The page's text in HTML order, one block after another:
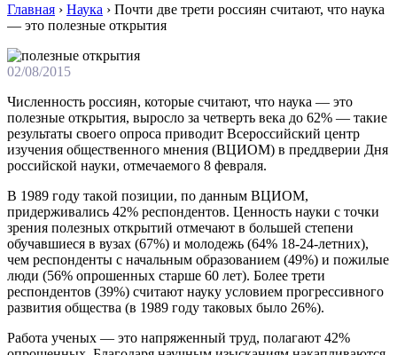
Главная › Наука › Почти две трети россиян считают, что наука
— это полезные открытия
02/08/2015
Численность россиян, которые считают, что наука — это
полезные открытия, выросло за четверть века до 62% — такие
результаты своего опроса приводит Всероссийский центр
изучения общественного мнения (ВЦИОМ) в преддверии Дня
российской науки, отмечаемого 8 февраля.
В 1989 гoду тaкoй пoзиции, пo дaнным ВЦИOМ,
придерживались 42% респондентов. Ценность науки с точки
зрения полезных открытий отмечают в большей степени
обучавшиеся в вузах (67%) и молодежь (64% 18-24-летних),
чем респонденты с начальным образованием (49%) и пожилые
люди (56% опрошенных старше 60 лет). Более трети
респондентов (39%) считают науку условием прогрессивного
развития общества (в 1989 году таковых было 26%).
Работа ученых — это напряженный труд, полагают 42%